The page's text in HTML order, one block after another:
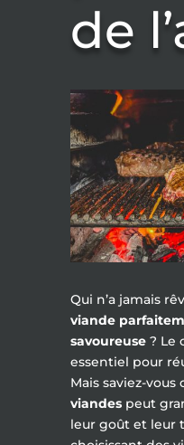
de
Qui n’a jamais
viande
savoureuse ? Le
essentiel pour
Mais saviez-vous
viandes peut
leur goût et leur